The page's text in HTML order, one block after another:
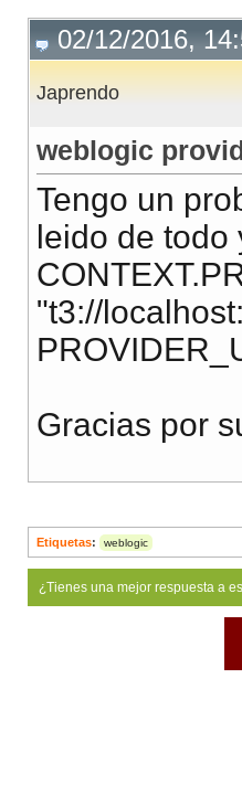
02/12/2016,
Japrendo
weblogic
Tengo un
leido de
"t3://
Gracias por
Etiquetas: weblogic
¿Tienes una mejor respuesta a